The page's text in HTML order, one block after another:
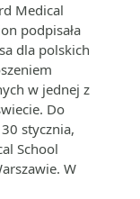
Medical
podpisała
dla polskich
w jednej z
Do
stycznia,
School
W